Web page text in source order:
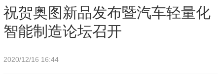
量化智能制造论坛召开
祝贺奥图新品发布暨汽车轻量化
智能制造论坛召开
2020/12/16 16:44